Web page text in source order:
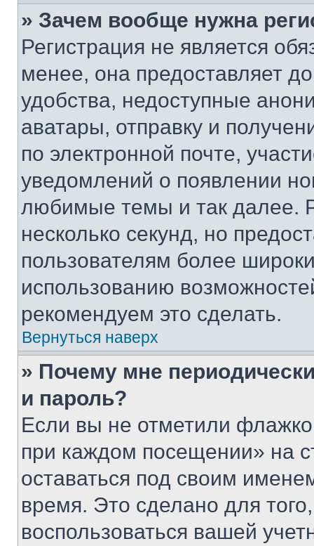
» Зачем вообще нужна
Регистрация не является
менее, она предоставляет
удобства, недоступные
аватары, отправку и
по электронной почте,
уведомлений о появлении
любимые темы и так далее.
несколько секунд, но
пользователям более
использованию
рекомендуем это сделать.
Вернуться наверх
» Почему мне
и пароль?
Если вы не отметили
при каждом посещении» на
оставаться под своим
время. Это сделано для
воспользоваться вашей